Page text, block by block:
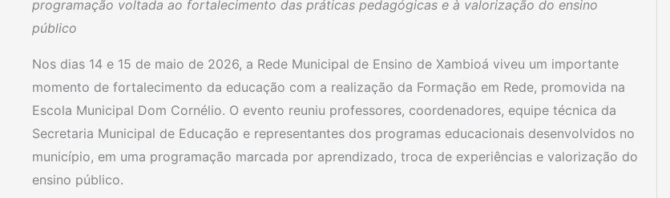
programação voltada ao fortalecimento das práticas pedagógicas e à valorização do ensino
público
Nos dias 14 e 15 de maio de 2026, a Rede Municipal de Ensino de Xambioá viveu um importante
momento de fortalecimento da educação com a realização da Formação em Rede, promovida na
Escola Municipal Dom Cornélio. O evento reuniu professores, coordenadores, equipe técnica da
Secretaria Municipal de Educação e representantes dos programas educacionais desenvolvidos no
município, em uma programação marcada por aprendizado, troca de experiências e valorização do
ensino público.